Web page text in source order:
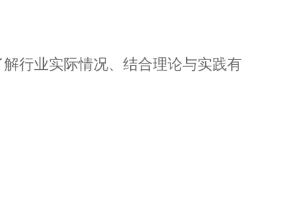
行业实际情况、结合理论与实践有